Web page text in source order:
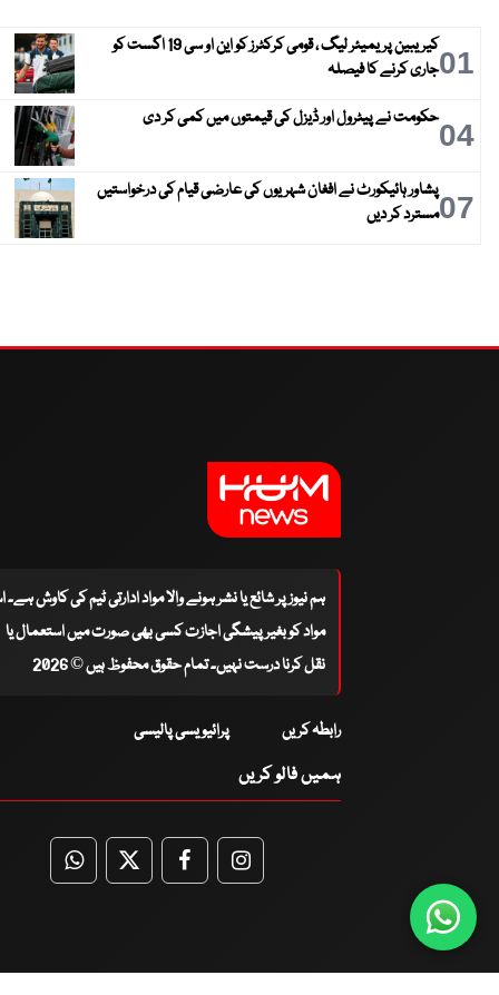
01
کیریبین پریمیئر لیگ ، قومی کرکٹرز کو این او سی 19 اگست کو
جاری کرنے کا فیصلہ
04حکومت نے پیٹرول اور ڈیزل کی قیمتوں میں کمی کر دی
07پشاور ہائیکورٹ نے افغان شہریوں کی عارضی قیام کی درخواستیں
مسترد کر دیں
ہم نیوز پر شائع یا نشر ہونے والا مواد ادارتی ٹیم کی کاوش
مواد کو بغیر پیشگی اجازت کسی بھی صورت میں استعمال یا
نقل کرنا درست نہیں۔ تمام حقوق محفوظ ہیں © 2026
رابطہ کریں پرائیویسی پالیسی
ہمیں فالو کریں
WhatsApp
TwitterFacebookFacebook